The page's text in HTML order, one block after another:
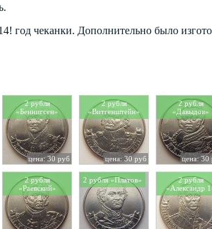
год чеканки. Дополнительно было
2 рубля
«Беннигсен»
цена: 30 руб
2 рубля
«Витгенштейн»
цена: 30 руб
2 рубля
«Давыдов»
цена: 30
2 рубля
«Раевский»
2 рубля «Платов»
2 рубля
«Александр